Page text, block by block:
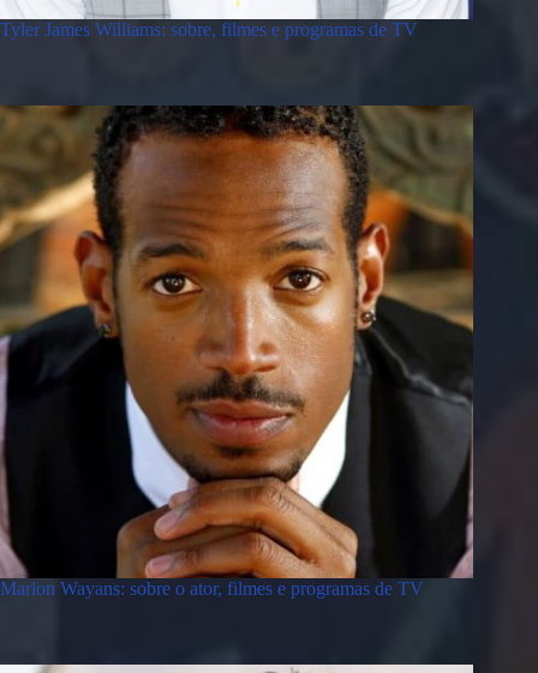
Tyler James Williams: sobre, filmes e programas de TV
Marlon Wayans: sobre o ator, filmes e programas de TV